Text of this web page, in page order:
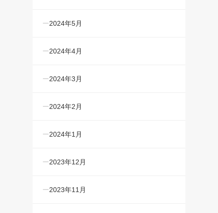
2024年5月
2024年4月
2024年3月
2024年2月
2024年1月
2023年12月
2023年11月